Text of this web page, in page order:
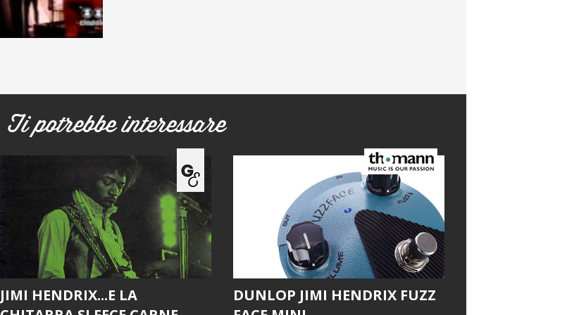
Ti potrebbe interessare
JIMI HENDRIX...E LA
DUNLOP JIMI HENDRIX FUZZ